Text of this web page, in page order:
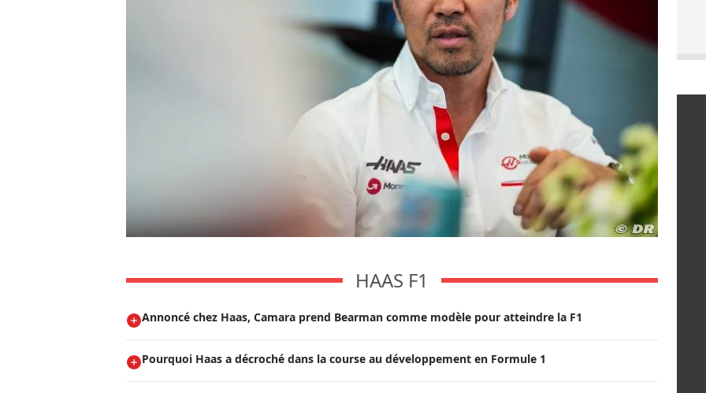
HAAS F1
Annoncé chez Haas, Camara prend Bearman comme modèle pour atteindre la F1
Pourquoi Haas a décroché dans la course au développement en Formule 1